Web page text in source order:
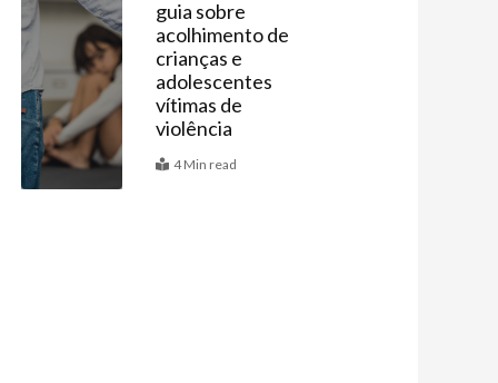
guia sobre
acolhimento de
crianças e
adolescentes
vítimas de
violência
4 Min read